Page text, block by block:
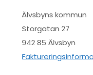
Älvsbyns kommun
Storgatan 27
942 85 Älvsbyn